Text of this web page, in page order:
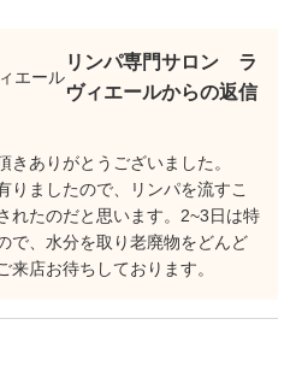
リンパ専門サロン ラ
ヴィエールからの返信
ありがとうございました。
りましたので、リンパを流すこ
れたのだと思います。2~3日は特
で、水分を取り老廃物をどんど
来店お待ちしております。